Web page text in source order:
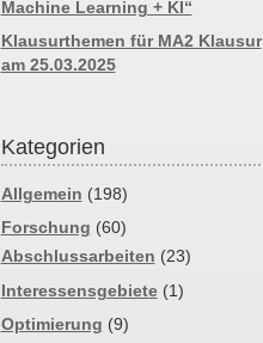
Machine Learning + KI“
Klausurthemen für MA2 Klausur
am 25.03.2025
Kategorien
Allgemein (198)
Forschung (60)
Abschlussarbeiten (23)
Interessensgebiete(1)
Optimierung (9)